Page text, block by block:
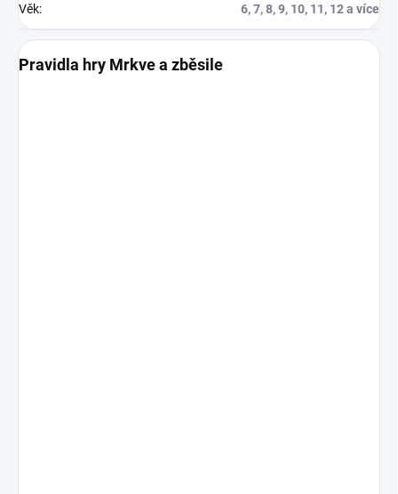
Věk: 6, 7, 8, 9, 10, 11, 12 a více
Pravidla hry Mrkve a zběsile